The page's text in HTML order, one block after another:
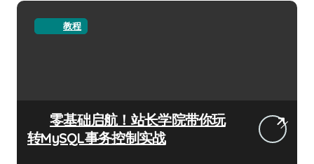
教程
零基础启航！站长学院带你玩
转MySQL事务控制实战